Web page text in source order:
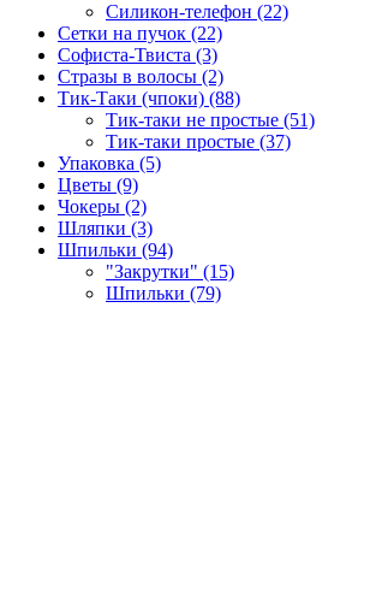
Силикон-телефон (22)
Сетки на пучок (22)
Софиста-Твиста (3)
Стразы в волосы (2)
Тик-Таки (чпоки) (88)
Тик-таки не простые (51)
Тик-таки простые (37)
Упаковка (5)
Цветы (9)
Чокеры (2)
Шляпки (3)
Шпильки (94)
"Закрутки" (15)
Шпильки (79)